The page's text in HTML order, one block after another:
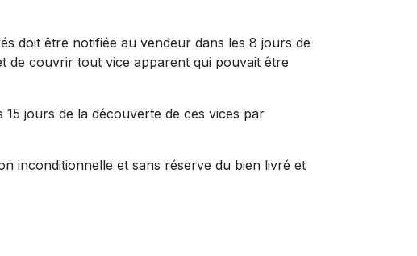
doit être notifiée au vendeur dans les 8 jours de
de couvrir tout vice apparent qui pouvait être
jours de la découverte de ces vices par
inconditionnelle et sans réserve du bien livré et